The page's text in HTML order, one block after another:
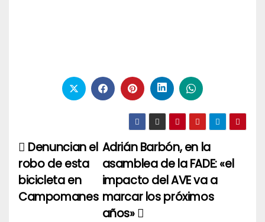
Navegación
de
entradas
Adrián Barbón, en la
asamblea de la FADE: «el
impacto del AVE va a
marcar los próximos
años»
Denuncian el
robo de esta
bicicleta en
Campomanes